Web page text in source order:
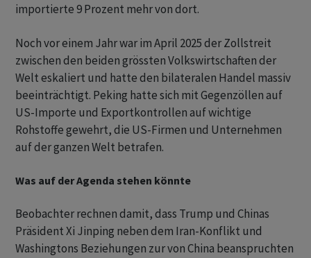
importierte 9 Prozent mehr von dort.
Noch vor einem Jahr war im April 2025 der Zollstreit
zwischen den beiden grössten Volkswirtschaften der
Welt eskaliert und hatte den bilateralen Handel massiv
beeinträchtigt. Peking hatte sich mit Gegenzöllen auf
US-Importe und Exportkontrollen auf wichtige
Rohstoffe gewehrt, die US-Firmen und Unternehmen
auf der ganzen Welt betrafen.
Was auf der Agenda stehen könnte
Beobachter rechnen damit, dass Trump und Chinas
Präsident Xi Jinping neben dem Iran-Konflikt und
Washingtons Beziehungen zur von China beanspruchten